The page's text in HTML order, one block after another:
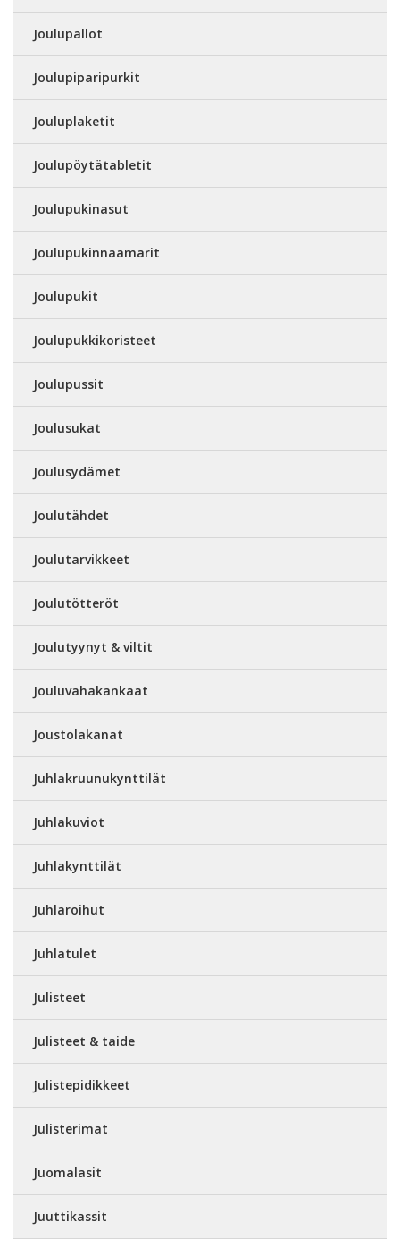
Joulupallot
Joulupiparipurkit
Jouluplaketit
Joulupöytätabletit
Joulupukinasut
Joulupukinnaamarit
Joulupukit
Joulupukkikoristeet
Joulupussit
Joulusukat
Joulusydämet
Joulutähdet
Joulutarvikkeet
Joulutötteröt
Joulutyynyt & viltit
Jouluvahakankaat
Joustolakanat
Juhlakruunukynttilät
Juhlakuviot
Juhlakynttilät
Juhlaroihut
Juhlatulet
Julisteet
Julisteet & taide
Julistepidikkeet
Julisterimat
Juomalasit
Juuttikassit